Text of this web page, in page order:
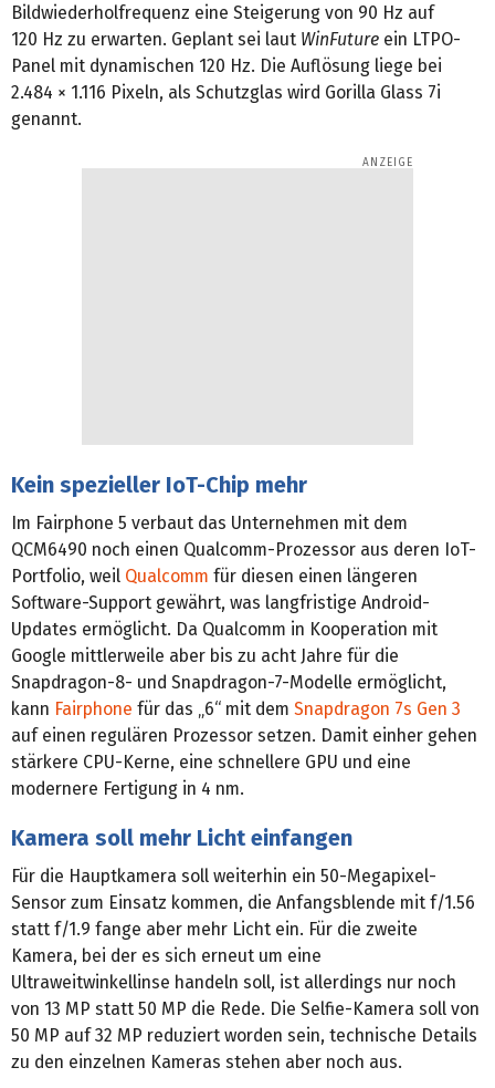
Bildwiederholfrequenz eine Steigerung von 90 Hz auf
120 Hz zu erwarten. Geplant sei laut WinFuture ein LTPO-
Panel mit dynamischen 120 Hz. Die Auflösung liege bei
2.484 × 1.116 Pixeln, als Schutzglas wird Gorilla Glass 7i
genannt.
Kein spezieller IoT-Chip mehr
Im Fairphone 5 verbaut das Unternehmen mit dem
QCM6490 noch einen Qualcomm-Prozessor aus deren IoT-
Portfolio, weil Qualcomm für diesen einen längeren
Software-Support gewährt, was langfristige Android-
Updates ermöglicht. Da Qualcomm in Kooperation mit
Google mittlerweile aber bis zu acht Jahre für die
Snapdragon-8- und Snapdragon-7-Modelle ermöglicht,
kann Fairphone für das „6“ mit dem Snapdragon 7s Gen 3
auf einen regulären Prozessor setzen. Damit einher gehen
stärkere CPU-Kerne, eine schnellere GPU und eine
modernere Fertigung in 4 nm.
Kamera soll mehr Licht einfangen
Für die Hauptkamera soll weiterhin ein 50-Megapixel-
Sensor zum Einsatz kommen, die Anfangsblende mit f/1.56
statt f/1.9 fange aber mehr Licht ein. Für die zweite
Kamera, bei der es sich erneut um eine
Ultraweitwinkellinse handeln soll, ist allerdings nur noch
von 13 MP statt 50 MP die Rede. Die Selfie-Kamera soll von
50 MP auf 32 MP reduziert worden sein, technische Details
zu den einzelnen Kameras stehen aber noch aus.